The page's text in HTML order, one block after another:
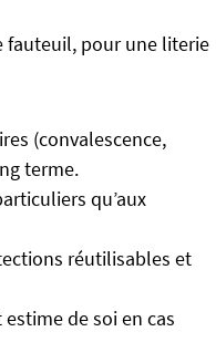
fauteuil, pour une literie
(convalescence,
terme.
qu’aux
réutilisables et
de soi en cas